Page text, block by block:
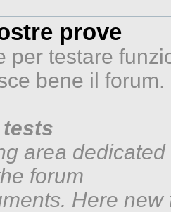
prove
per testare
bene il forum.
tests
area
forum
Here